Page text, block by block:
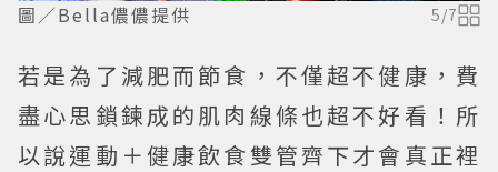
圖／Bella儂儂提供 5/7
若是為了減肥而節食，不僅超不健康，費
盡心思鎖鍊成的肌肉線條也超不好看！所
以說運動＋健康飲食雙管齊下才會真正裡